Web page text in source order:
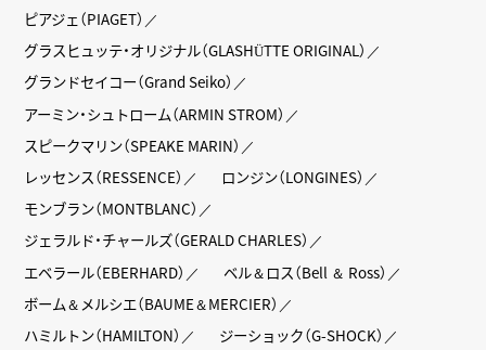
ピアジェ（PIAGET）
グラスヒュッテ・オリジナル（GLASHÜTTE ORIGINAL）
グランドセイコー（Grand Seiko）
アーミン・シュトローム（ARMIN STROM）
スピークマリン（SPEAKE MARIN）
レッセンス（RESSENCE）
ロンジン（LONGINES）
モンブラン（MONTBLANC）
ジェラルド・チャールズ（GERALD CHARLES）
エベラール（EBERHARD）
ベル＆ロス（Bell ＆ Ross）
ボーム＆メルシエ（BAUME＆MERCIER）
ハミルトン（HAMILTON）
ジーショック（G-SHOCK）